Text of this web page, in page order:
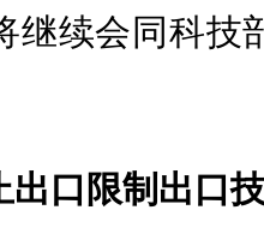
继续会同科技
出口限制出口